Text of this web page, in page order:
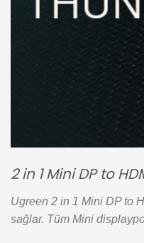
2 in 1 Mini DP to
Ugreen 2 in 1 Mini DP to
sağlar. Tüm Mini